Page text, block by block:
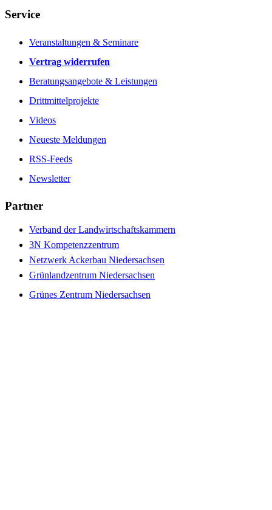
Service
Veranstaltungen & Seminare
Vertrag widerrufen
Beratungsangebote & Leistungen
Drittmittelprojekte
Videos
Neueste Meldungen
RSS-Feeds
Newsletter
Partner
Verband der Landwirtschaftskammern
3N Kompetenzzentrum
Netzwerk Ackerbau Niedersachsen
Grünlandzentrum Niedersachsen
Grünes Zentrum Niedersachsen